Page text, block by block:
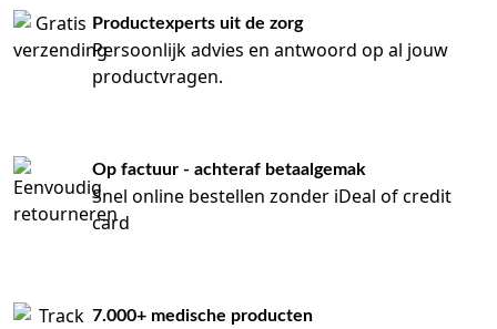
Productexperts uit de zorg
Persoonlijk advies en antwoord op al jouw
productvragen.
Op factuur - achteraf betaalgemak
Snel online bestellen zonder iDeal of credit
card
7.000+ medische producten